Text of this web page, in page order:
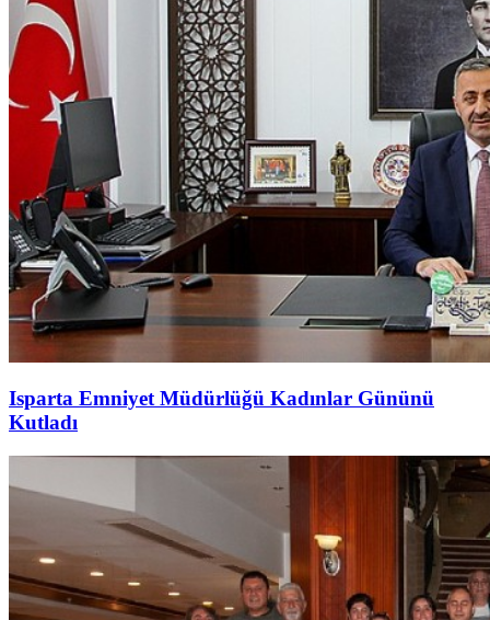
Isparta Emniyet Müdürlüğü Kadınlar Gününü
Kutladı